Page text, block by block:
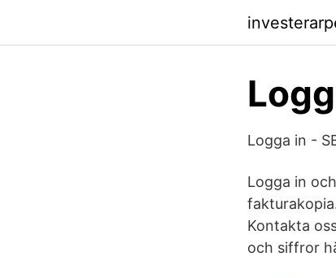
Logga in -
Logga in
Kontakta
och siffror